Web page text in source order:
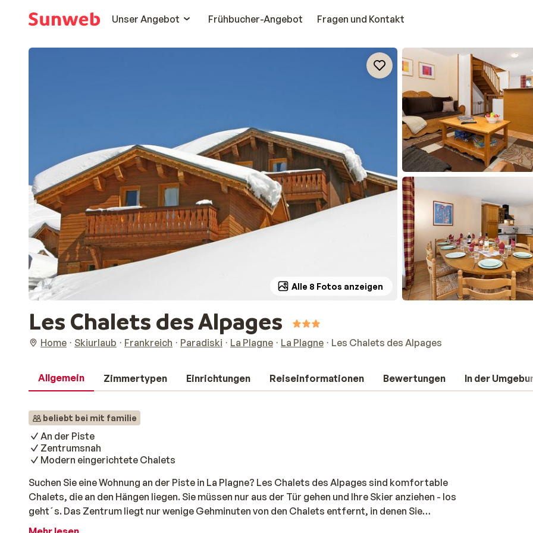
Unser Angebot
Frühbucher-Angebot Fragen und Kontakt
Alle 8 Fotos anzeigen
Les Chalets des Alpages
Home Skiurlaub Frankreich Paradiski La Plagne La Plagne Les Chalets des Alpages
Allgemein Zimmertypen Einrichtungen Reiseinformationen Bewertungen In der
beliebt bei mit familie
An der Piste
Zentrumsnah
Modern eingerichtete Chalets
Suchen Sie eine Wohnung an der Piste in La Plagne? Les Chalets des Alpages sind komfortable
Chalets, die an den Hängen liegen. Sie müssen nur aus der Tür gehen und Ihre Skier anziehen - los
geht´s. Das Zentrum liegt nur wenige Gehminuten von den Chalets entfernt, in denen Sie
verschiedene Restaurants, Geschäfte und Bars finden. Ideal, wenn Sie nach dem Skifahren